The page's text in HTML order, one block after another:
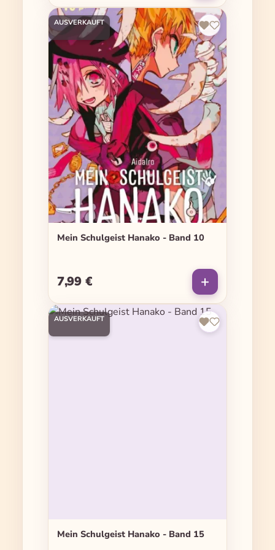
AUSVERKAUFT
Mein Schulgeist Hanako - Band 10
Regulärer Preis:
7,99 €
AUSVERKAUFT
Mein Schulgeist Hanako - Band 15